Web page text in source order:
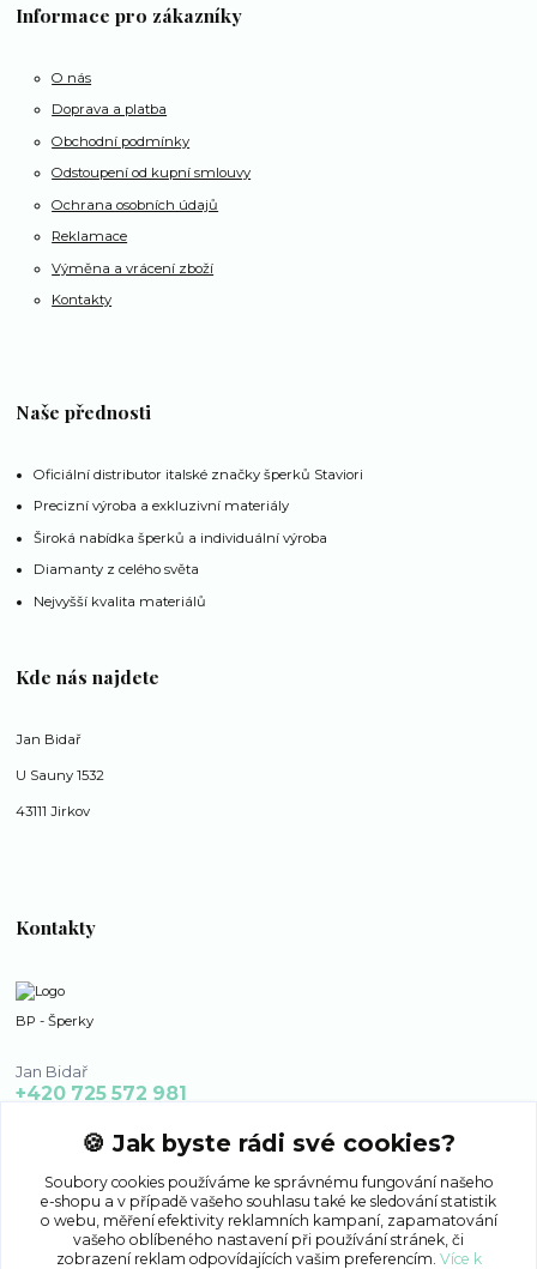
Informace pro zákazníky
O nás
Doprava a platba
Obchodní podmínky
Odstoupení od kupní smlouvy
Ochrana osobních údajů
Reklamace
Výměna a vrácení zboží
Kontakty
Naše přednosti
Oficiální distributor italské značky šperků Staviori
Precizní výroba a exkluzivní materiály
Široká nabídka šperků a individuální výroba
Diamanty z celého světa
Nejvyšší kvalita materiálů
Kde nás najdete
Jan Bidař
U Sauny 1532
43111 Jirkov
Kontakty
BP - Šperky
Jan Bidař
+420 725 572 981
bp-sperky@seznam.cz
🍪 Jak byste rádi své cookies?
Soubory cookies používáme ke správnému fungování našeho
e-shopu a v případě vašeho souhlasu také ke sledování statistik
o webu, měření efektivity reklamních kampaní, zapamatování
vašeho oblíbeného nastavení při používání stránek, či
zobrazení reklam odpovídajících vašim preferencím. Více k